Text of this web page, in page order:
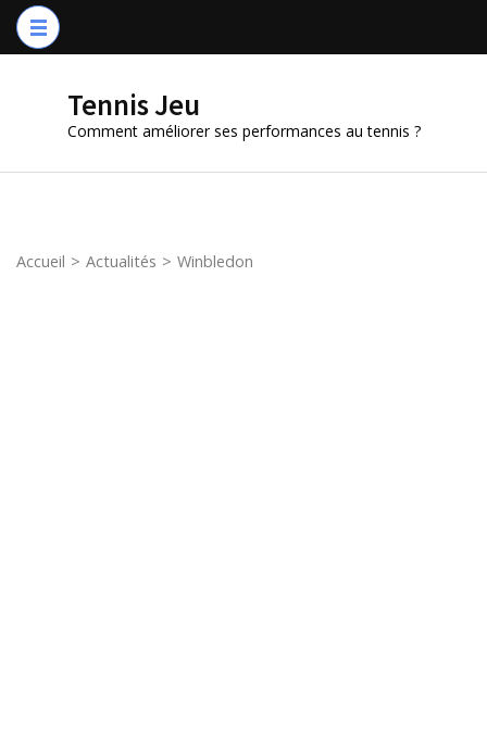
Aller
au
(PressezTennis Jeu
Comment améliorer ses performances au tennis ?
Accueil > Actualités > Winbledon